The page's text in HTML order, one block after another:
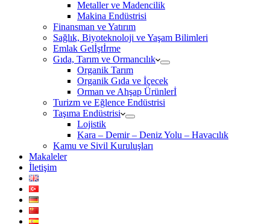
Metaller ve Madencilik
Makina Endüstrisi
Finansman ve Yatırım
Sağlık, Biyoteknoloji ve Yaşam Bilimleri
Emlak Gelİştİrme
Gıda, Tarım ve Ormancılık
Organik Tarım
Organik Gıda ve İçecek
Orman ve Ahşap Ürünlerİ
Turizm ve Eğlence Endüstrisi
Taşıma Endüstrisi
Lojistik
Kara – Demir – Deniz Yolu – Havacılık
Kamu ve Sivil Kuruluşları
Makaleler
İletişim